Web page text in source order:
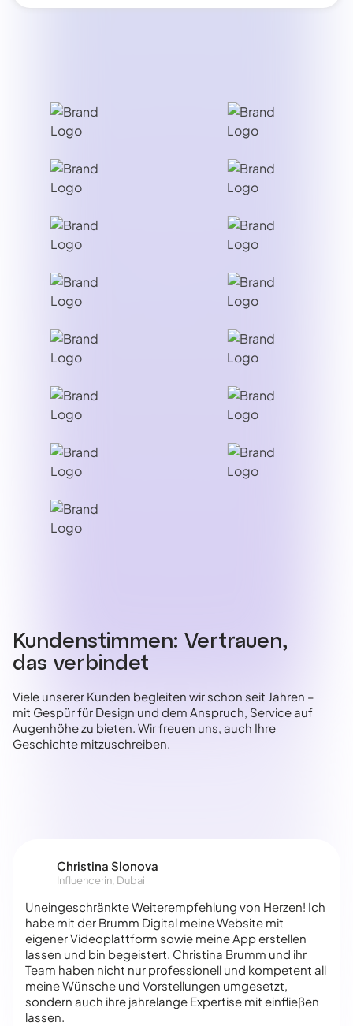
Kundenstimmen: Vertrauen,
das verbindet
Viele unserer Kunden begleiten wir schon seit Jahren –
mit Gespür für Design und dem Anspruch, Service auf
Augenhöhe zu bieten. Wir freuen uns, auch Ihre
Geschichte mitzuschreiben.
Christina Slonova
Influencerin, Dubai
Uneingeschränkte Weiterempfehlung von Herzen! Ich
habe mit der Brumm Digital meine Website mit
eigener Videoplattform sowie meine App erstellen
lassen und bin begeistert. Christina Brumm und ihr
Team haben nicht nur professionell und kompetent all
meine Wünsche und Vorstellungen umgesetzt,
sondern auch ihre jahrelange Expertise mit einfließen
lassen.